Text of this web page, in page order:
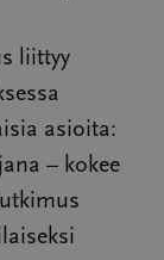
liittyy
asioita:
– kokee